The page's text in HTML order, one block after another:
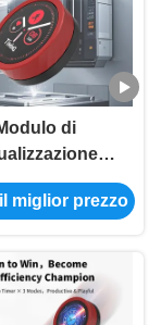
di
a tocco
con
e controllo
Esp32-s3
esp32
miglior prezzo